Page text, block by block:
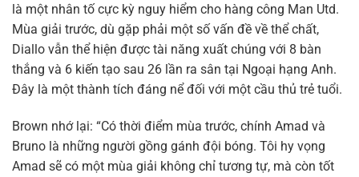
là một nhân tố cực kỳ nguy hiểm cho hàng công Man Utd.
Mùa giải trước, dù gặp phải một số vấn đề về thể chất,
Diallo vẫn thể hiện được tài năng xuất chúng với 8 bàn
thắng và 6 kiến tạo sau 26 lần ra sân tại Ngoại hạng Anh.
Đây là một thành tích đáng nể đối với một cầu thủ trẻ tuổi.
Brown nhớ lại: “Có thời điểm mùa trước, chính Amad và
Bruno là những người gồng gánh đội bóng. Tôi hy vọng
Amad sẽ có một mùa giải không chỉ tương tự, mà còn tốt